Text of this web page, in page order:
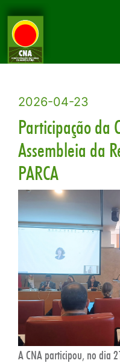
2026-04-23
Participação da
Assembleia da
PARCA
A CNA participou, no dia